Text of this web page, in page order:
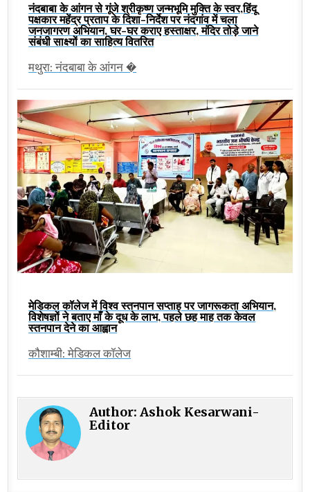
नंदबाबा के आंगन से गूंजे श्रीकृष्ण जन्मभूमि मुक्ति के स्वर,हिंदू
पक्षकार महेंद्र प्रताप के दिशा-निर्देश पर नंदगांव में चला
जनजागरण अभियान, घर-घर कराए हस्ताक्षर, मंदिर तोड़े जाने
संबंधी साक्ष्यों का साहित्य वितरित
मथुरा: नंदबाबा के आंगन �
मेडिकल कॉलेज में विश्व स्तनपान सप्ताह पर जागरूकता अभियान,
विशेषज्ञों ने बताए माँ के दूध के लाभ, पहले छह माह तक केवल
स्तनपान देने का आह्वान
कौशाम्बी: मेडिकल कॉलेज
Author:Ashok Kesarwani-
Editor